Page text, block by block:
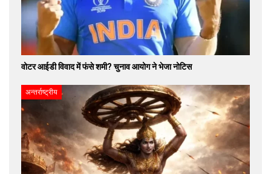
वोटर आईडी विवाद में फंसे शमी? चुनाव आयोग ने भेजा नोटिस
अन्तर्राष्ट्रीय